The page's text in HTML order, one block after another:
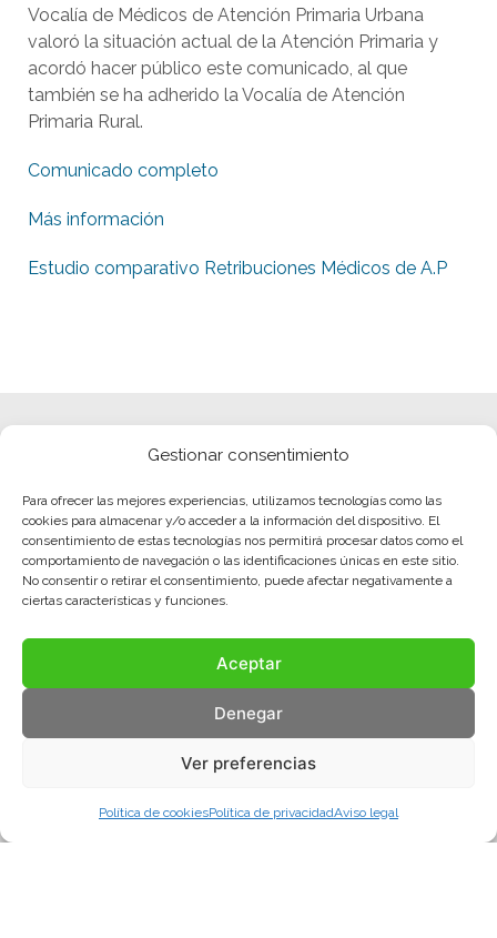
Gestionar consentimiento
Para ofrecer las mejores experiencias, utilizamos tecnologías como las
cookies para almacenar y/o acceder a la información del dispositivo. El
consentimiento de estas tecnologías nos permitirá procesar datos como el
comportamiento de navegación o las identificaciones únicas en este sitio.
No consentir o retirar el consentimiento, puede afectar negativamente a
ciertas características y funciones.
Aceptar
Denegar
Ver preferencias
Política de cookiesPolítica de privacidadAviso legal
Vocalía de Médicos de Atención Primaria Urbana
valoró la situación actual de la Atención Primaria y
acordó hacer público este comunicado, al que
también se ha adherido la Vocalía de Atención
Primaria Rural.
Comunicado completo
Más información
Estudio comparativo Retribuciones Médicos de A.P